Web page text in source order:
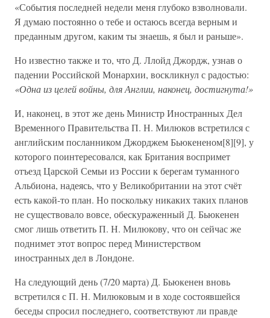
«События последней недели меня глубоко взволновали.
Я думаю постоянно о тебе и остаюсь всегда верным и
преданным другом, каким ты знаешь, я был и раньше».
Но известно также и то, что Д. Ллойд Джордж, узнав о
падении Российской Монархии, воскликнул с радостью:
«Одна из целей войны, для Англии, наконец, достигнута!»
И, наконец, в этот же день Министр Иностранных Дел
Временного Правительства П. Н. Милюков встретился с
английским посланником Джорджем Бьюкененом[8][9], у
которого поинтересовался, как Британия воспримет
отъезд Царской Семьи из России к берегам туманного
Альбиона, надеясь, что у Великобритании на этот счёт
есть какой-то план. Но поскольку никаких таких планов
не существовало вовсе, обескураженный Д. Бьюкенен
смог лишь ответить П. Н. Милюкову, что он сейчас же
поднимет этот вопрос перед Министерством
иностранных дел в Лондоне.
На следующий день (7/20 марта) Д. Бьюкенен вновь
встретился с П. Н. Милюковым и в ходе состоявшейся
беседы спросил последнего, соответствуют ли правде